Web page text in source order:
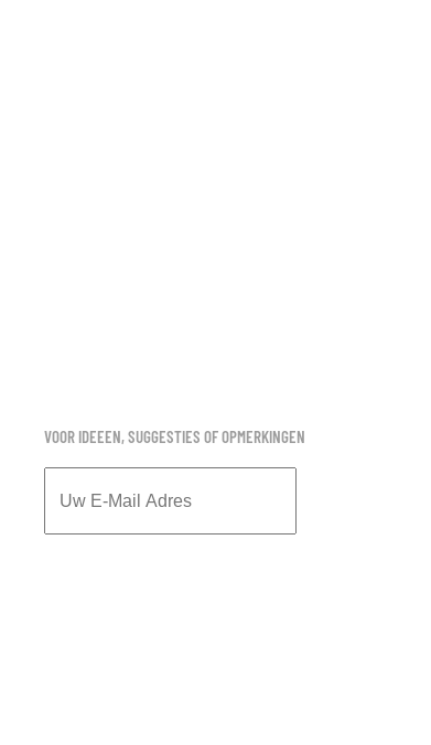
VOOR IDEEEN, SUGGESTIES OF OPMERKINGEN